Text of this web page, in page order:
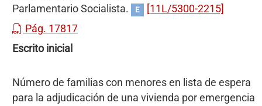
Parlamentario Socialista.
E
[11L/5300-2215]
Pág. 17817
Escrito inicial
Número de familias con menores en lista de espera
para la adjudicación de una vivienda por emergencia